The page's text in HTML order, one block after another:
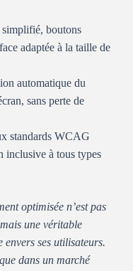
boutons
adaptée à la taille de
automatique du
sans perte de
standards WCAG
inclusive à tous types
optimisée n’est pas
une véritable
envers ses utilisateurs.
dans un marché